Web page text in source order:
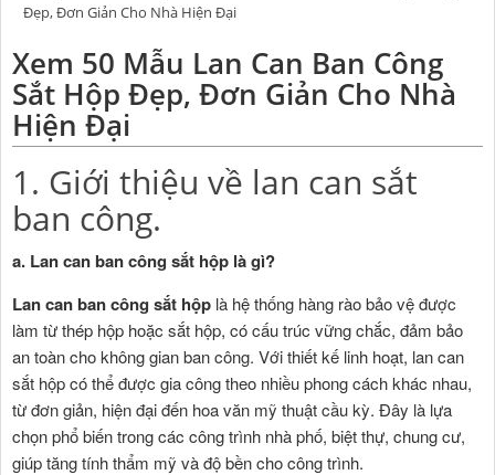
Đẹp, Đơn Giản Cho Nhà Hiện Đại
Xem 50 Mẫu Lan Can Ban Công
Sắt Hộp Đẹp, Đơn Giản Cho Nhà
Hiện Đại
1. Giới thiệu về lan can sắt
ban công.
a. Lan can ban công sắt hộp là gì?
Lan can ban công sắt hộp là hệ thống hàng rào bảo vệ được
làm từ thép hộp hoặc sắt hộp, có cấu trúc vững chắc, đảm bảo
an toàn cho không gian ban công. Với thiết kế linh hoạt, lan can
sắt hộp có thể được gia công theo nhiều phong cách khác nhau,
từ đơn giản, hiện đại đến hoa văn mỹ thuật cầu kỳ. Đây là lựa
chọn phổ biến trong các công trình nhà phố, biệt thự, chung cư,
giúp tăng tính thẩm mỹ và độ bền cho công trình.